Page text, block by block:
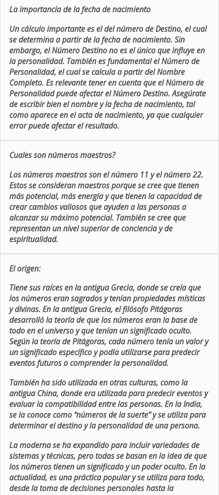
La importancia de la fecha de nacimiento
Un cálculo importante es el del número de Destino, el cual
se determina a partir de la fecha de nacimiento. Sin
embargo, el Número Destino no es el único que influye en
la personalidad. También es fundamental el Número de
Personalidad, el cual se calcula a partir del Nombre
Completo. Es relevante tener en cuenta que el Número de
Personalidad puede afectar el Número Destino. Asegúrate
de escribir bien el nombre y la fecha de nacimiento, tal
como aparece en el acta de nacimiento, ya que cualquier
error puede afectar el resultado.
Cuales son números maestros?
Los números maestros son el número 11 y el número 22.
Estos se consideran maestros porque se cree que tienen
más potencial, más energía y que tienen la capacidad de
crear cambios valiosos que ayuden a las personas a
alcanzar su máximo potencial. También se cree que
representan un nivel superior de conciencia y de
espiritualidad.
El origen:
Tiene sus raíces en la antigua Grecia, donde se creía que
los números eran sagrados y tenían propiedades místicas
y divinas. En la antigua Grecia, el filósofo Pitágoras
desarrolló la teoría de que los números eran la base de
todo en el universo y que tenían un significado oculto.
Según la teoría de Pitágoras, cada número tenía un valor y
un significado específico y podía utilizarse para predecir
eventos futuros o comprender la personalidad.
También ha sido utilizada en otras culturas, como la
antigua China, donde era utilizada para predecir eventos y
evaluar la compatibilidad entre las personas. En la India,
se la conoce como “números de la suerte” y se utiliza para
determinar el destino y la personalidad de una persona.
La moderna se ha expandido para incluir variedades de
sistemas y técnicas, pero todas se basan en la idea de que
los números tienen un significado y un poder oculto. En la
actualidad, es una práctica popular y se utiliza para todo,
desde la toma de decisiones personales hasta la